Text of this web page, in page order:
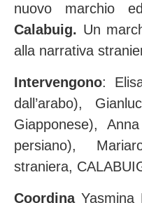
nuovo marchio
Calabuig. Un
alla narrativa
Intervengono:
dall’arabo),
Giapponese),
persiano),
straniera,
CoordinaYasmina